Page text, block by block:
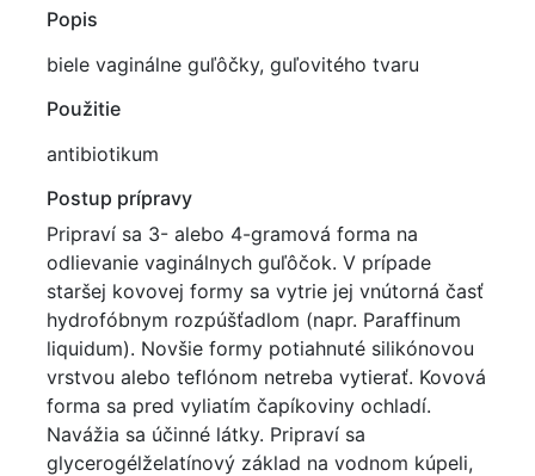
Popis
biele vaginálne guľôčky, guľovitého tvaru
Použitie
antibiotikum
Postup prípravy
Pripraví sa 3- alebo 4-gramová forma na
odlievanie vaginálnych guľôčok. V prípade
staršej kovovej formy sa vytrie jej vnútorná časť
hydrofóbnym rozpúšťadlom (napr. Paraffinum
liquidum). Novšie formy potiahnuté silikónovou
vrstvou alebo teflónom netreba vytierať. Kovová
forma sa pred vyliatím čapíkoviny ochladí.
Navážia sa účinné látky. Pripraví sa
glycerogélželatínový základ na vodnom kúpeli,